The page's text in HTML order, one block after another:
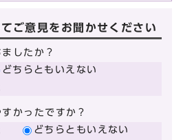
ご意見をお聞かせください
したか？
どちらともいえない
かったですか？
どちらともいえない